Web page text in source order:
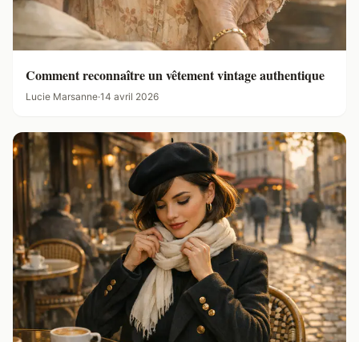
Comment reconnaître un vêtement vintage authentique
Lucie Marsanne·14 avril 2026